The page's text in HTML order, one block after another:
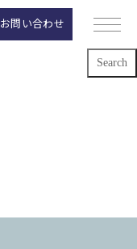
お問い合わせ